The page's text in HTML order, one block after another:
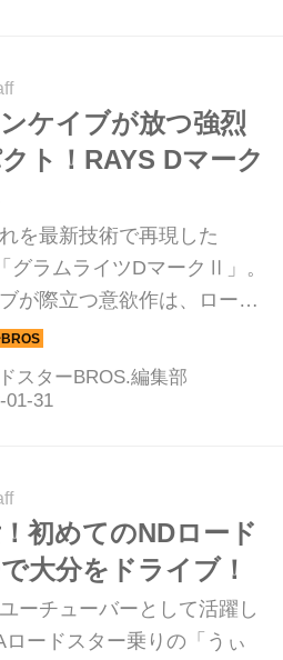
ケイブが放つ強烈
ト！RAYS Dマーク
を最新技術で再現した
グラムライツDマークⅡ」。
が際立つ意欲作は、ロード
モデルに対応するサイズを
プする。
スターBROS.編集部
初めてのNDロード
大分をドライブ！
ーチューバーとして活躍し
ロードスター乗りの「うぃ